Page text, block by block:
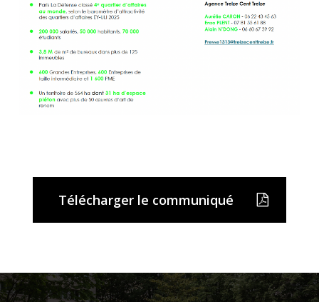
Télécharger le communiqué